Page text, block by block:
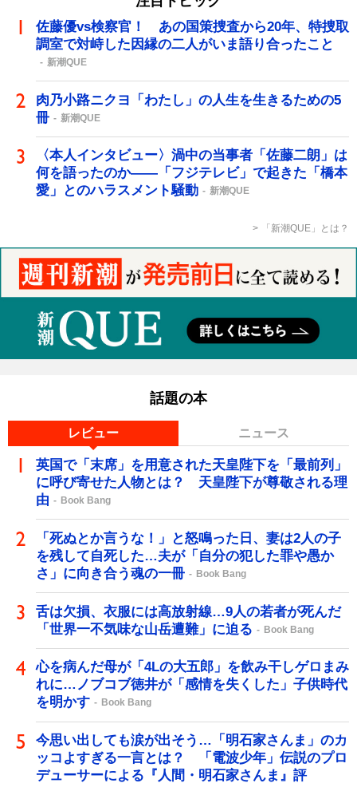
佐藤優vs検察官！ あの国策捜査から20年、特捜取
調室で対峙した因縁の二人がいま語り合ったこと
新潮QUE
肉乃小路ニクヨ「わたし」の人生を生きるための5
冊
新潮QUE
〈本人インタビュー〉渦中の当事者「佐藤二朗」は
何を語ったのか――「フジテレビ」で起きた「橋本
愛」とのハラスメント騒動
新潮QUE
「新潮QUE」とは？
話題の本
レビュー ニュース
英国で「末席」を用意された天皇陛下を「最前列」
に呼び寄せた人物とは？ 天皇陛下が尊敬される理
由
Book Bang
「死ぬとか言うな！」と怒鳴った日、妻は2人の子
を残して自死した…夫が「自分の犯した罪や愚か
さ」に向き合う魂の一冊
Book Bang
舌は欠損、衣服には高放射線…9人の若者が死んだ
「世界一不気味な山岳遭難」に迫る
Book Bang
心を病んだ母が「4Lの大五郎」を飲み干しゲロまみ
れに…ノブコブ徳井が「感情を失くした」子供時代
を明かす
Book Bang
今思い出しても涙が出そう…「明石家さんま」のカ
ッコよすぎる一言とは？ 「電波少年」伝説のプロ
デューサーによる『人間・明石家さんま』評